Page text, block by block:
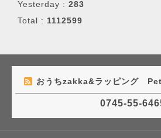
Yesterday : 283
Total : 1112599
おうちzakka&ラッピング
0745-55-